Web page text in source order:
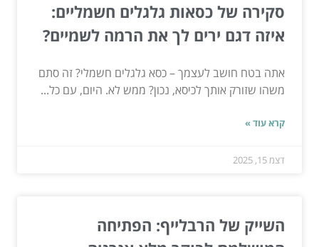
סקירה של כסאות גלגלים חשמליים:
איזה דגם ירים לך את הרמה לשמיים?
אתה בטח חושב לעצמך – כסא גלגלים חשמלי? זה סתם
משהו שזורק אותך לכיסא, נכון? ממש לא. היום, עם כל...
קרא עוד »
דצמ 15, 2025
השייק של הרבלייף: הפתיחה